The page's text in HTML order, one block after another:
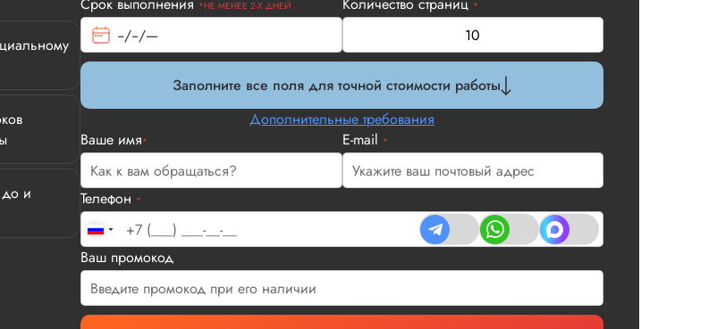
до и
Срок выполнения *НЕ МЕНЕЕ 2-Х ДНЕЙ Количество страниц *
Заполните все поля для точной стоимости работы
Дополнительные требования
Ваше имя* E-mail *
Телефон *
Ваш промокод
Илья П.